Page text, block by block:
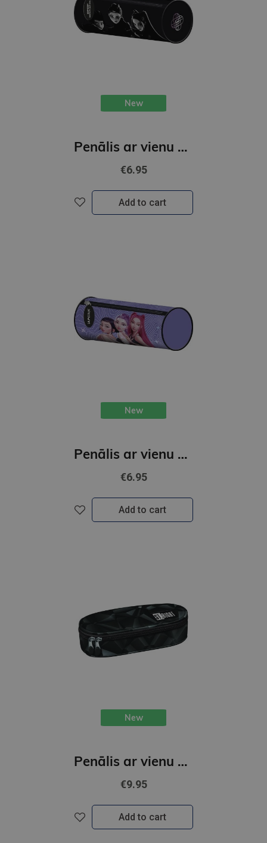
New
Penālis ar vienu nodalījumu, bez priekšmetiem, K-POP Demon Hunters, melns
€6.95
Add to cart
New
Penālis ar vienu nodalījumu, bez priekšmetiem, K-POP Demon Hunters, violets
€6.95
Add to cart
New
Penālis ar vienu nodalījumu, bez priekšmetiem, DARK ABSTRACT
€9.95
Add to cart